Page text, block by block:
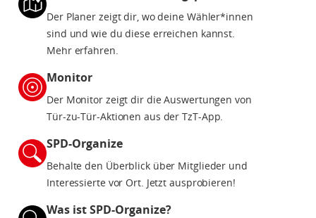
Der Planer zeigt dir, wo deine Wähler*innen
sind und wie du diese erreichen kannst.
Mehr erfahren.
Monitor
Der Monitor zeigt dir die Auswertungen von
Tür-zu-Tür-Aktionen aus der TzT-App.
SPD-Organize
Behalte den Überblick über Mitglieder und
Interessierte vor Ort. Jetzt ausprobieren!
Was ist SPD-Organize?